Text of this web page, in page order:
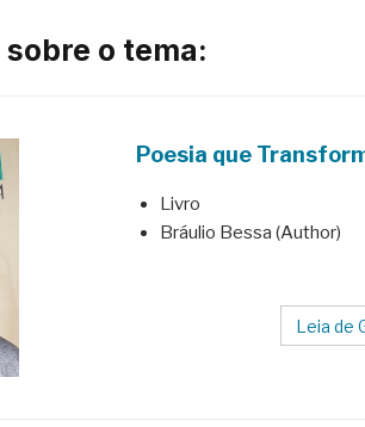
o tema:
Poesia que
Livro
Bráulio Bessa (Author)
Leia de